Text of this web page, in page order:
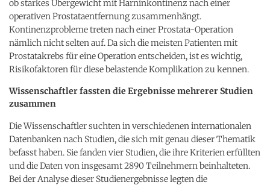
ob starkes Übergewicht mit Harninkontinenz nach einer
operativen Prostataentfernung zusammenhängt.
Kontinenzprobleme treten nach einer Prostata-Operation
nämlich nicht selten auf. Da sich die meisten Patienten mit
Prostatakrebs für eine Operation entscheiden, ist es wichtig,
Risikofaktoren für diese belastende Komplikation zu kennen.
Wissenschaftler fassten die Ergebnisse mehrerer Studien
zusammen
Die Wissenschaftler suchten in verschiedenen internationalen
Datenbanken nach Studien, die sich mit genau dieser Thematik
befasst haben. Sie fanden vier Studien, die ihre Kriterien erfüllten
und die Daten von insgesamt 2890 Teilnehmern beinhalteten.
Bei der Analyse dieser Studienergebnisse legten die